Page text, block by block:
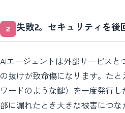
失敗2。セキュリティを後
AIエージェントは外部サービスと
の抜けが致命傷になります。た
ワードのような鍵）を一度発行
部に漏れたとき大きな被害につ